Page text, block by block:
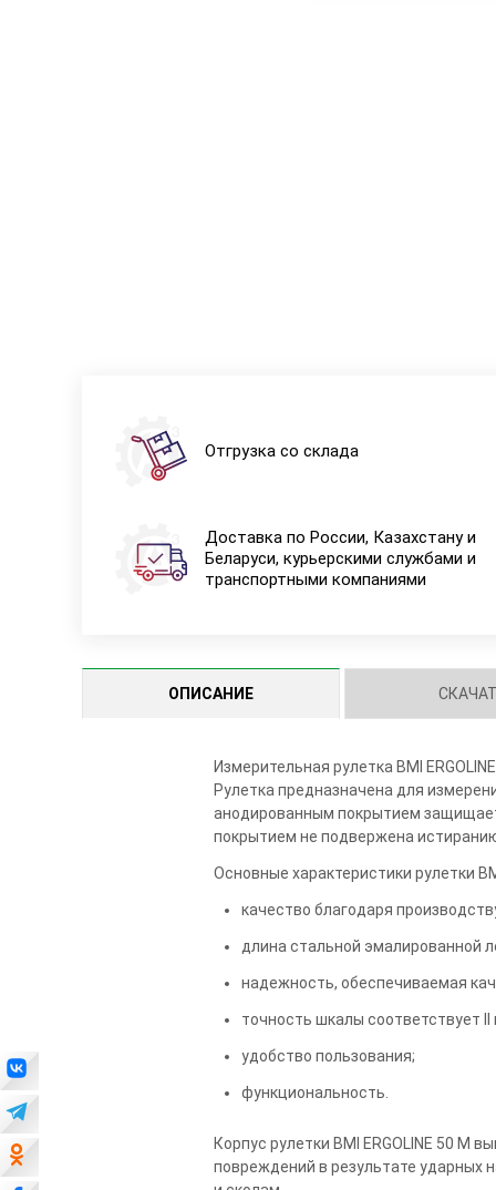
Отгрузка со склада
Доставка по России, Казахстану и
Беларуси, курьерскими службами и
транспортными компаниями
ОПИСАНИЕ
Измерительная рулетка BMI
Рулетка предназначена для
анодированным покрытием
покрытием не подвержена
Основные характеристики рулетки
качество благодаря
длина стальной эмалированной
надежность, обеспечиваемая
точность шкалы соответствует
удобство пользования;
функциональность.
Корпус рулетки BMI ERGOLINE 50 M
повреждений в результате ударных